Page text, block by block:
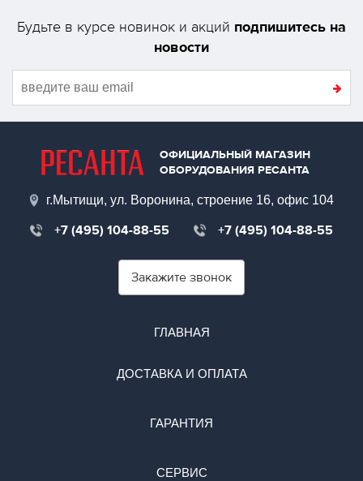
Будьте в курсе новинок и акций подпишитесь на
новости
ОФИЦИАЛЬНЫЙ МАГАЗИН
ОБОРУДОВАНИЯ РЕСАНТА
г.Мытищи, ул. Воронина, строение 16, офис 104
+7 (495) 104-88-55 +7 (495) 104-88-55
Закажите звонок
ГЛАВНАЯ
ДОСТАВКА И ОПЛАТА
ГАРАНТИЯ
СЕРВИС